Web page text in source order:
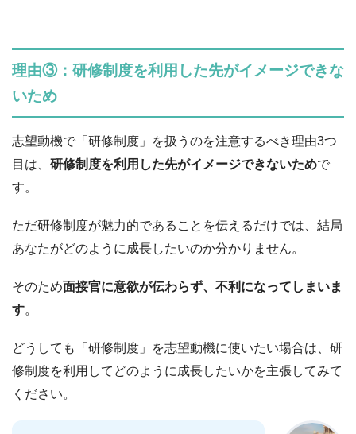
理由③：研修制度を利用した先がイメージできな
いため
志望動機で「研修制度」を扱うのを注意するべき理由3つ
目は、 研修制度を利用した先がイメージできないためで
す。
ただ研修制度が魅力的であることを伝えるだけでは、結局
あなたがどのように成長したいのか分かりません。
そのため面接官に意欲が伝わらず、不利になってしまいま
す。
どうしても「研修制度」を志望動機に使いたい場合は、研
修制度を利用してどのように成長したいかを主張してみて
ください。